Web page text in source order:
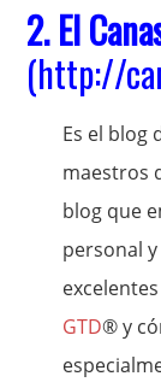
2. El
(http://
Es el blog
maestros
blog que
personal y
GTD® y